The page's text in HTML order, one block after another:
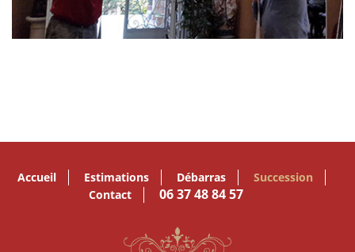
Accueil Estimations Débarras
Succession
Contact
06 37 48 84 57